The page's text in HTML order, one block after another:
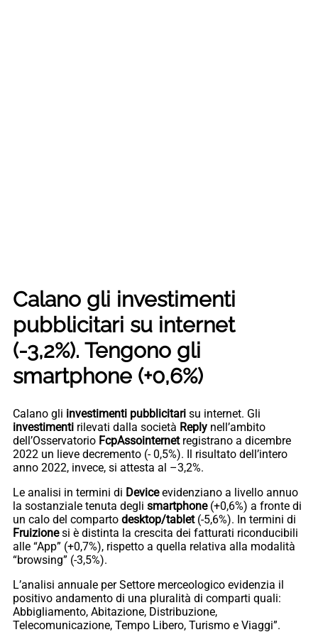
Calano gli investimenti
pubblicitari su internet
(-3,2%). Tengono gli
smartphone (+0,6%)
Calano gli investimenti pubblicitari su internet. Gli
investimenti rilevati dalla società Reply nell’ambito
dell’Osservatorio FcpAssointernetregistrano a dicembre
2022 un lieve decremento (- 0,5%). Il risultato dell’intero
anno 2022, invece, si attesta al –3,2%.
Le analisi in termini di Deviceevidenziano a livello annuo
la sostanziale tenuta degli smartphone(+0,6%) a fronte di
un calo del comparto desktop/tablet(-5,6%). In termini di
Fruizionesi è distinta la crescita dei fatturati riconducibili
alle “App” (+0,7%), rispetto a quella relativa alla modalità
“browsing” (-3,5%).
L’analisi annuale per Settore merceologico evidenzia il
positivo andamento di una pluralità di comparti quali:
Abbigliamento, Abitazione, Distribuzione,
Telecomunicazione, Tempo Libero, Turismo e Viaggi”.